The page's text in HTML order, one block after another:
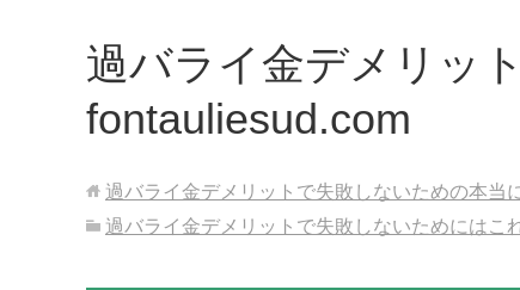
過バライ金デメリッ
fontauliesud.com
過バライ金デメリットで失敗しないための本当
過バライ金デメリットで失敗しないためにはこ